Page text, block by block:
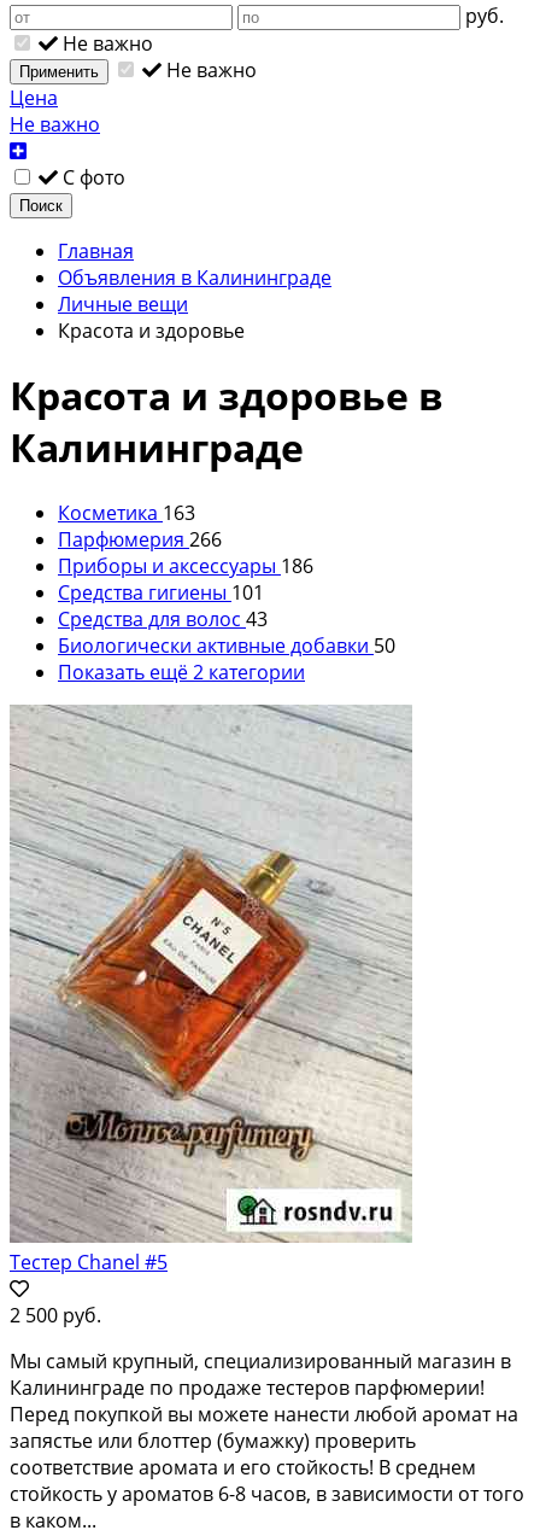
руб.
Не важно
Применить
Не важно
Цена
Не важно
С фото
Поиск
Главная
Объявления в Калининграде
Личные вещи
Красота и здоровье
Красота и здоровье в
Калининграде
Косметика 163
Парфюмерия 266
Приборы и аксессуары 186
Средства гигиены 101
Средства для волос 43
Биологически активные добавки 50
Показать ещё 2 категории
Тестер Chanel #5
2 500 руб.
Мы самый крупный, специализированный магазин в
Калининграде по продаже тестеров парфюмерии!
Перед покупкой вы можете нанести любой аромат на
запястье или блоттер (бумажку) проверить
соответствие аромата и его стойкость! В среднем
стойкость у ароматов 6-8 часов, в зависимости от того
в каком...